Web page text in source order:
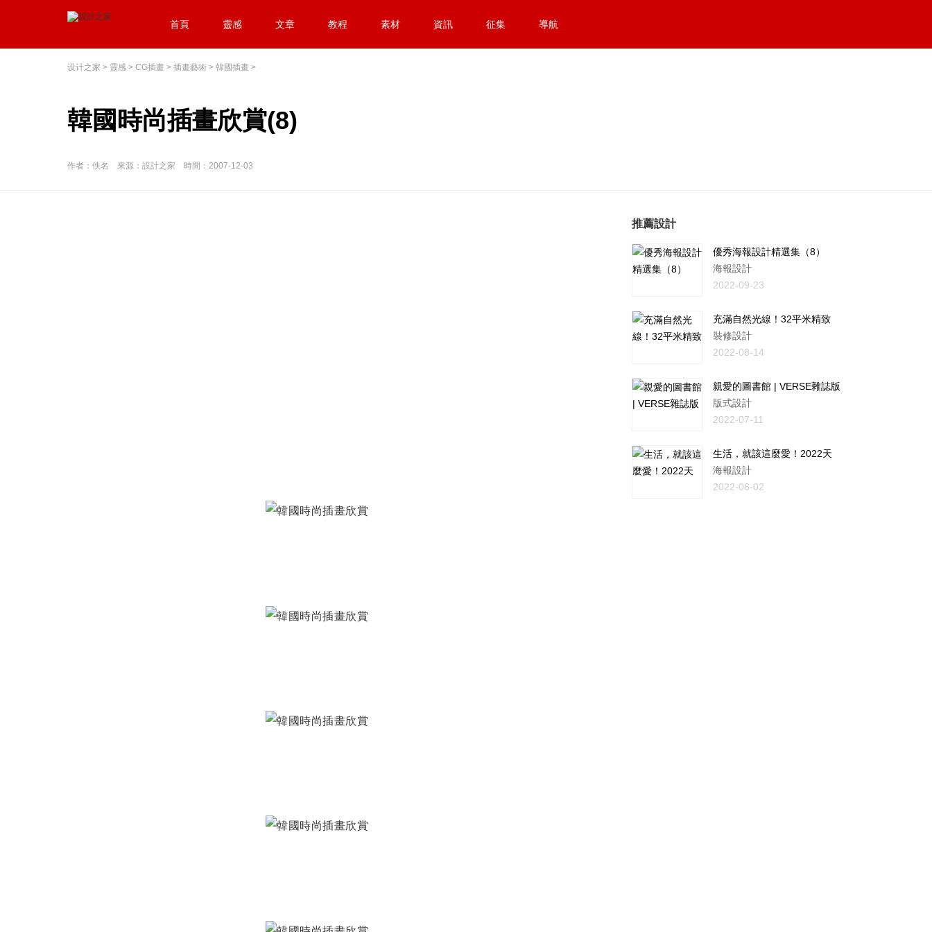
首頁 靈感 文章 教程 素材 資訊 征集 導航
设计之家 > 靈感 > CG插畫 > 插畫藝術 > 韓國插畫 >
韓國時尚插畫欣賞(8)
作者：佚名 來源：設計之家 時間：2007-12-03
推薦設計
優秀海報設計精選集（8）
海報設計
2022-09-23
充滿自然光線！32平米精致
裝修設計
2022-08-14
親愛的圖書館 | VERSE雜誌版
版式設計
2022-07-11
生活，就該這麼愛！2022天
海報設計
2022-06-02